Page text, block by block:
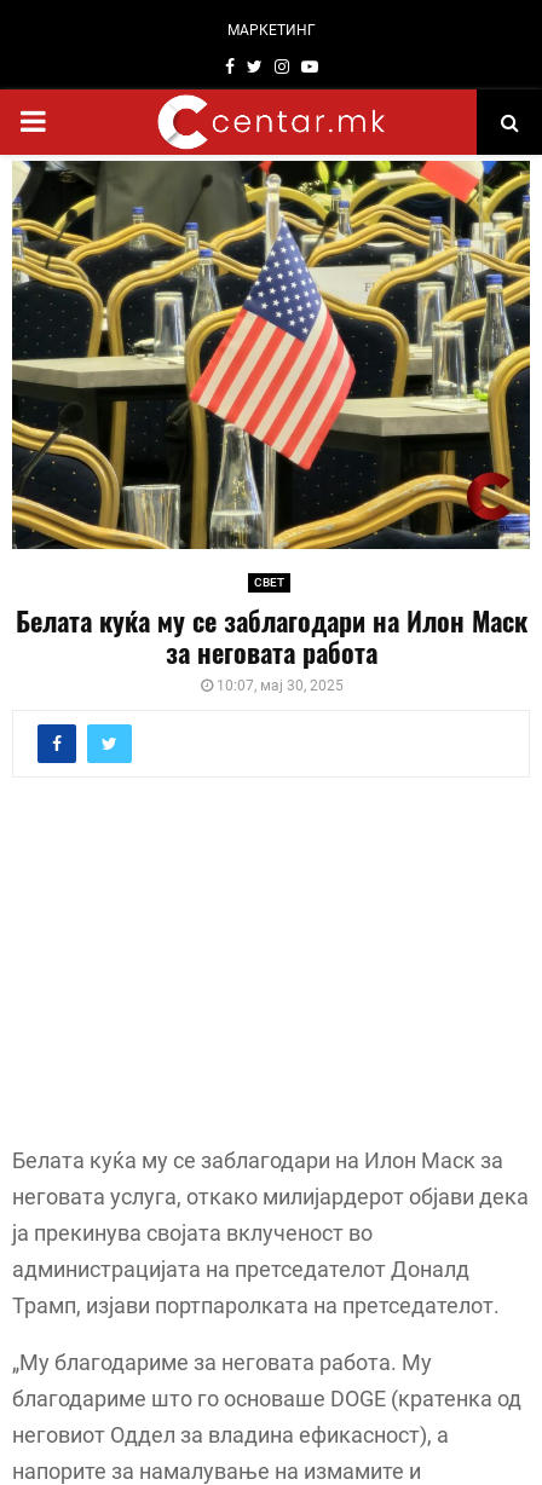
МАРКЕТИНГ
Facebook
TwitterInstagram
Youtube
PRIMARY
MENU
СВЕТ
Белата куќа му се заблагодари на Илон Маск
за неговата работа
10:07, мај 30, 2025
Белата куќа му се заблагодари на Илон Маск за
неговата услуга, откако милијардерот објави дека
ја прекинува својата вклученост во
администрацијата на претседателот Доналд
Трамп, изјави портпаролката на претседателот.
„Му благодариме за неговата работа. Му
благодариме што го основаше DOGE (кратенка од
неговиот Оддел за владина ефикасност), а
напорите за намалување на измамите и